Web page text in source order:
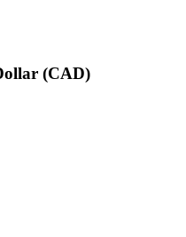
(CAD)